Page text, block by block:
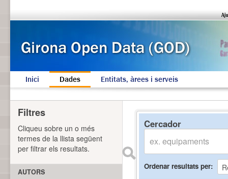
Inici Dades Entitats, àrees i serveis
Cercador
Ordenar resultats per
Filtres
Cliqueu sobre un o més
termes de la llista següent
per filtrar els resultats.
AUTORS